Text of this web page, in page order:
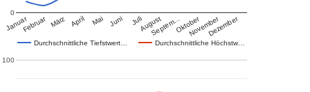
Durchschnittliche Tiefstwert… Durchschnittliche Höchstw…
JanuarFebruar März April Mai Juni JuliAugustSeptem…OktoberNovemberDezember
0
100